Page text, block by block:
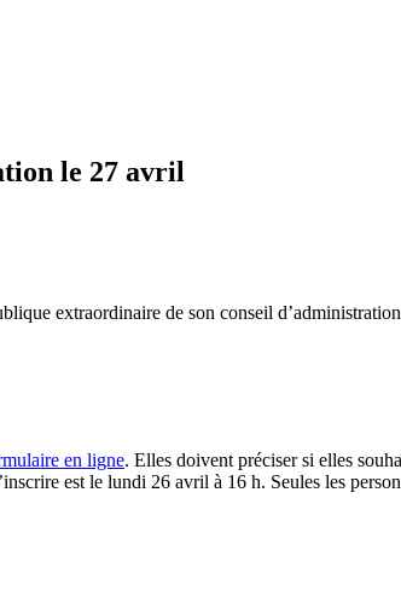
le 27 avril
extraordinaire de son conseil
en ligne. Elles doivent préciser si elles
est le lundi 26 avril à 16 h. Seules les